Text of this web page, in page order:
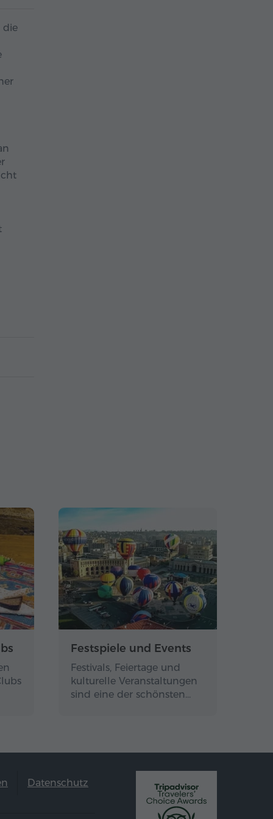
die
Festspiele und Events
Festivals, Feiertage und
kulturelle Veranstaltungen
sind eine der schönsten…
Datenschutz